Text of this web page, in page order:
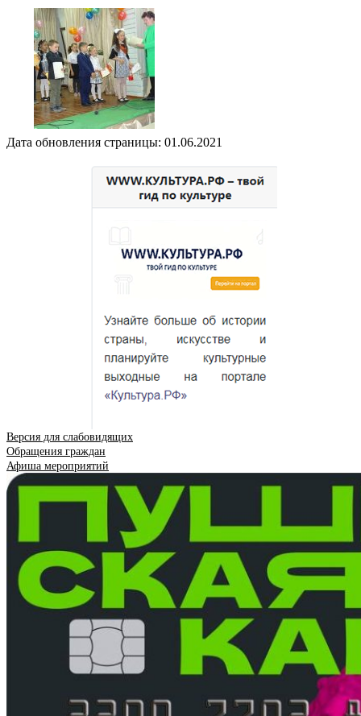
Дата обновления страницы: 01.06.2021
Версия для слабовидящих
Обращения граждан
Афиша мероприятий